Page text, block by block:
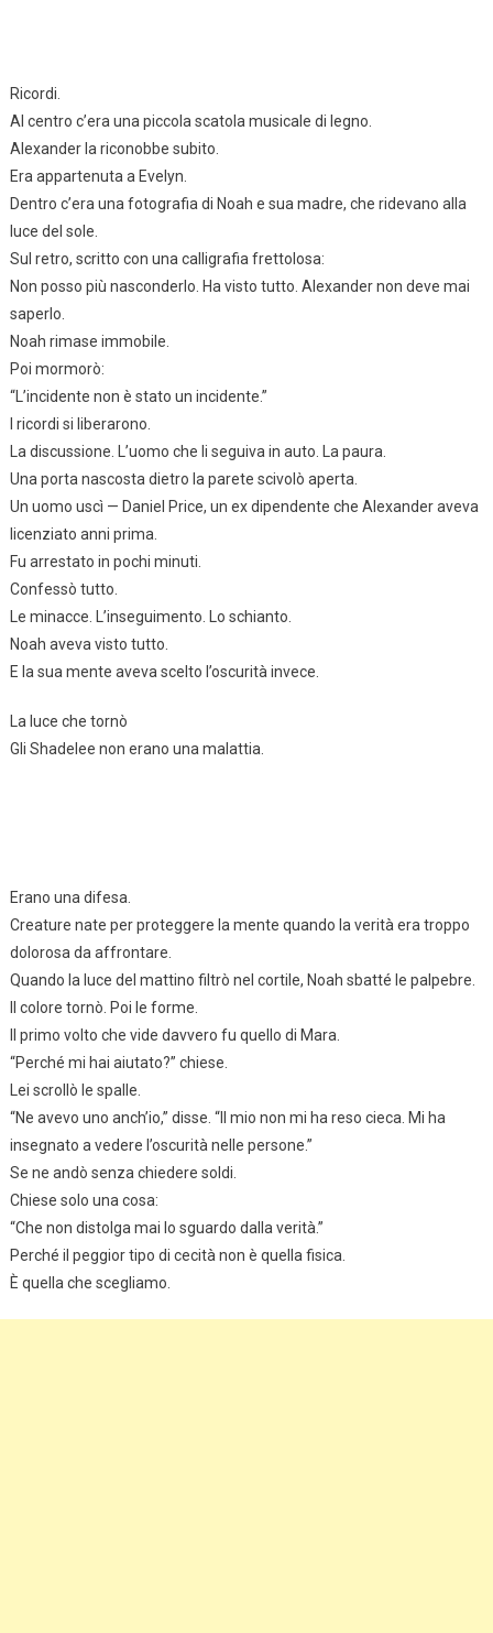
Ricordi.
Al centro c’era una piccola scatola musicale di legno.
Alexander la riconobbe subito.
Era appartenuta a Evelyn.
Dentro c’era una fotografia di Noah e sua madre, che ridevano alla
luce del sole.
Sul retro, scritto con una calligrafia frettolosa:
Non posso più nasconderlo. Ha visto tutto. Alexander non deve mai
saperlo.
Noah rimase immobile.
Poi mormorò:
“L’incidente non è stato un incidente.”
I ricordi si liberarono.
La discussione. L’uomo che li seguiva in auto. La paura.
Una porta nascosta dietro la parete scivolò aperta.
Un uomo uscì — Daniel Price, un ex dipendente che Alexander aveva
licenziato anni prima.
Fu arrestato in pochi minuti.
Confessò tutto.
Le minacce. L’inseguimento. Lo schianto.
Noah aveva visto tutto.
E la sua mente aveva scelto l’oscurità invece.
La luce che tornò
Gli Shadelee non erano una malattia.
Erano una difesa.
Creature nate per proteggere la mente quando la verità era troppo
dolorosa da affrontare.
Quando la luce del mattino filtrò nel cortile, Noah sbatté le palpebre.
Il colore tornò. Poi le forme.
Il primo volto che vide davvero fu quello di Mara.
“Perché mi hai aiutato?” chiese.
Lei scrollò le spalle.
“Ne avevo uno anch’io,” disse. “Il mio non mi ha reso cieca. Mi ha
insegnato a vedere l’oscurità nelle persone.”
Se ne andò senza chiedere soldi.
Chiese solo una cosa:
“Che non distolga mai lo sguardo dalla verità.”
Perché il peggior tipo di cecità non è quella fisica.
È quella che scegliamo.